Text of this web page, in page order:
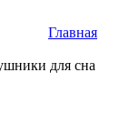
Главная
для сна